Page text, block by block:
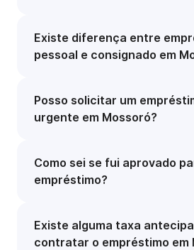
Existe diferença entre
pessoal e consignado em
Posso solicitar um
urgente em Mossoró?
Como sei se fui aprovado
empréstimo?
Existe alguma taxa
contratar o empréstimo em